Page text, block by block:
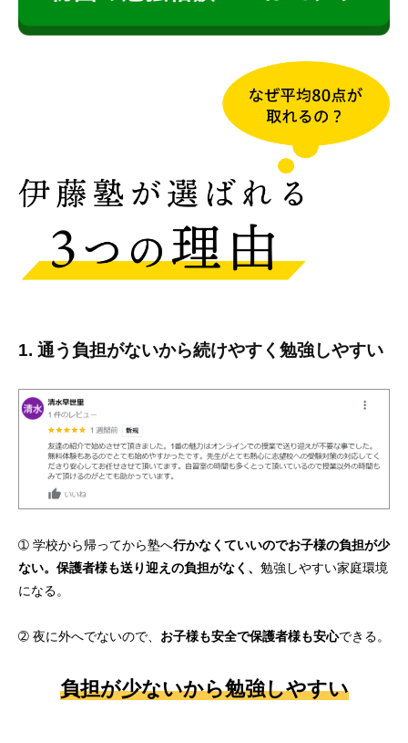
1. 通う負担がないから続けやすく勉強しやすい
➀ 学校から帰ってから塾へ行かなくていいのでお子様の負担が少
ない。保護者様も送り迎えの負担がなく、 勉強しやすい家庭環境
になる。
➁ 夜に外へでないので、 お子様も安全で保護者様も安心できる。
負担が少ないから勉強しやすい